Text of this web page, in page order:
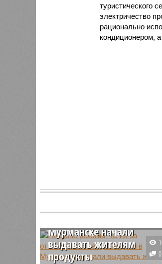
туристического
электричество
рационально
кондиционером,
На фоне режима ЧС из-за
электроэнергии в
Мурманске начали
выдавать жителям
продукты
0